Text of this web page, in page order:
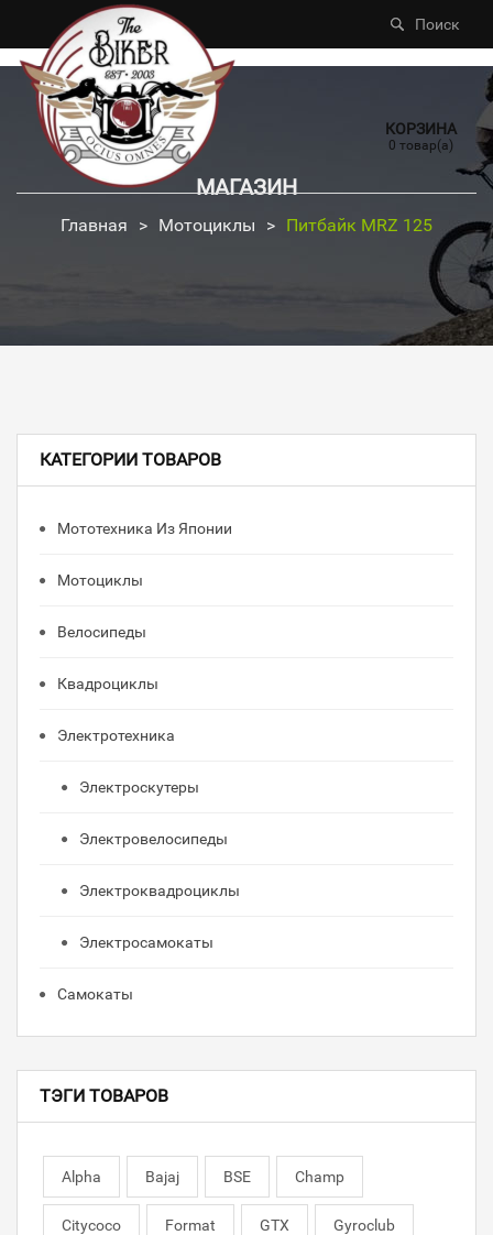
Поиск
КОРЗИНА
0 товар(а)
МАГАЗИН
Главная > Мотоциклы > Питбайк MRZ 125
КАТЕГОРИИ ТОВАРОВ
Мототехника Из Японии
Мотоциклы
Велосипеды
Квадроциклы
Электротехника
Электроскутеры
Электровелосипеды
Электроквадроциклы
Электросамокаты
Самокаты
ТЭГИ ТОВАРОВ
Alpha Bajaj BSE Champ
Citycoco Format GTX Gyroclub